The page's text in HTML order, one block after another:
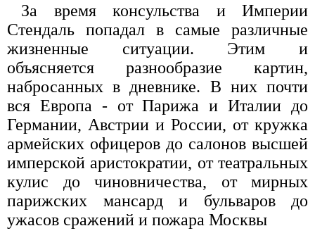
За время консульства и Империи
Стендаль попадал в самые различные
жизненные ситуации. Этим и
объясняется разнообразие картин,
набросанных в дневнике. В них почти
вся Европа - от Парижа и Италии до
Германии, Австрии и России, от кружка
армейских офицеров до салонов высшей
имперской аристократии, от театральных
кулис до чиновничества, от мирных
парижских мансард и бульваров до
ужасов сражений и пожара Москвы